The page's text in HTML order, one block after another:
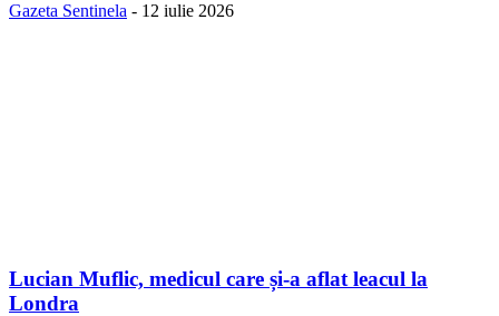
Gazeta Sentinela - 12 iulie 2026
Lucian Muflic, medicul care și-a aflat leacul la
Londra